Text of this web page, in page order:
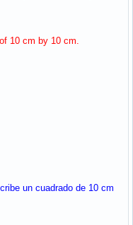
10 cm by 10 cm.
un cuadrado de 10 cm